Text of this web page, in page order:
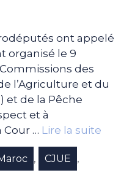
ont appelé
organisé le 9
des
l’Agriculture et du
et de la Pêche
et à
Cour … Lire la suite
, CJUE ,